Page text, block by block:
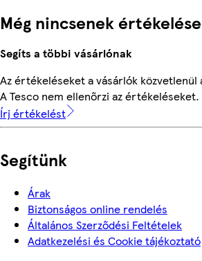
Még nincsenek
Segíts a többi vásárlónak
Az értékeléseket a vásárlók
A Tesco nem ellenőrzi az értékeléseket.
Írj értékelést
Segítünk
Árak
Biztonságos online rendelés
Általános Szerződési Feltételek
Adatkezelési és Cookie tájékoztató